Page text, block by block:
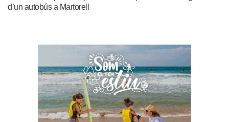
d’un autobús a Martorell